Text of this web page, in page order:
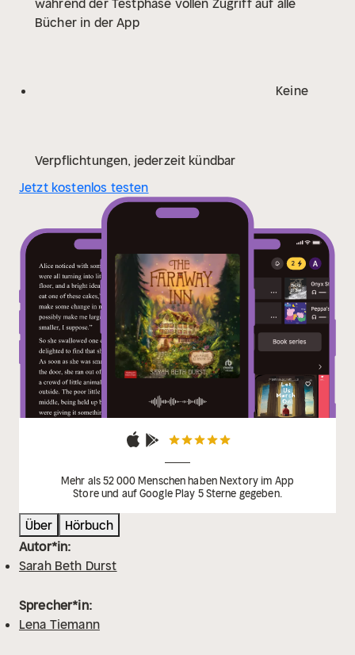
während der Testphase vollen Zugriff auf alle
Bücher in der App
Keine
Verpflichtungen, jederzeit kündbar
Jetzt kostenlos testen
Mehr als 52 000 Menschen haben Nextory im App
Store und auf Google Play 5 Sterne gegeben.
Über
Hörbuch
Autor*in:
Sarah Beth Durst
Sprecher*in:
Lena Tiemann